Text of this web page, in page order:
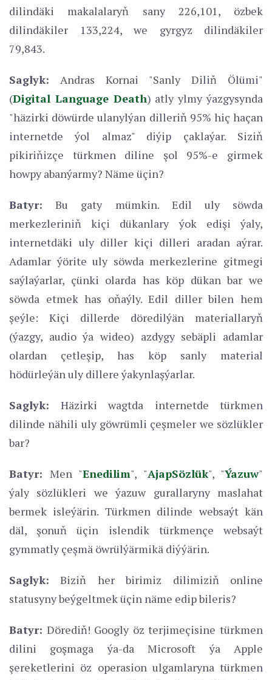
dilindäki makalalaryň sany 226,101, özbek
dilindäkiler 133,224, we gyrgyz dilindäkiler
79,843.
Saglyk: Andras Kornai "Sanly Diliň Ölümi"
(Digital Language Death) atly ylmy ýazgysynda
"häzirki döwürde ulanylýan dilleriň 95% hiç haçan
internetde ýol almaz" diýip çaklaýar. Siziň
pikiriňizçe türkmen diline şol 95%-e girmek
howpy abanýarmy? Näme üçin?
Batyr: Bu gaty mümkin. Edil uly söwda
merkezleriniň kiçi dükanlary ýok edişi ýaly,
internetdäki uly diller kiçi dilleri aradan aýrar.
Adamlar ýörite uly söwda merkezlerine gitmegi
saýlaýarlar, çünki olarda has köp dükan bar we
söwda etmek has oňaýly. Edil diller bilen hem
şeýle: Kiçi dillerde döredilýän materiallaryň
(ýazgy, audio ýa wideo) azdygy sebäpli adamlar
olardan çetleşip, has köp sanly material
hödürleýän uly dillere ýakynlaşýarlar.
Saglyk: Häzirki wagtda internetde türkmen
dilinde nähili uly göwrümli çeşmeler we sözlükler
bar?
Batyr: Men "Enedilim", "AjapSözlük", "Ýazuw"
ýaly sözlükleri we ýazuw gurallaryny maslahat
bermek isleýärin. Türkmen dilinde websaýt kän
däl, şonuň üçin islendik türkmençe websaýt
gymmatly çeşmä öwrülýärmikä diýýärin.
Saglyk: Biziň her birimiz dilimiziň online
statusyny beýgeltmek üçin näme edip bileris?
Batyr: Dörediň! Googly öz terjimeçisine türkmen
dilini goşmaga ýa-da Microsoft ýa Apple
şereketlerini öz operasion ulgamlaryna türkmen